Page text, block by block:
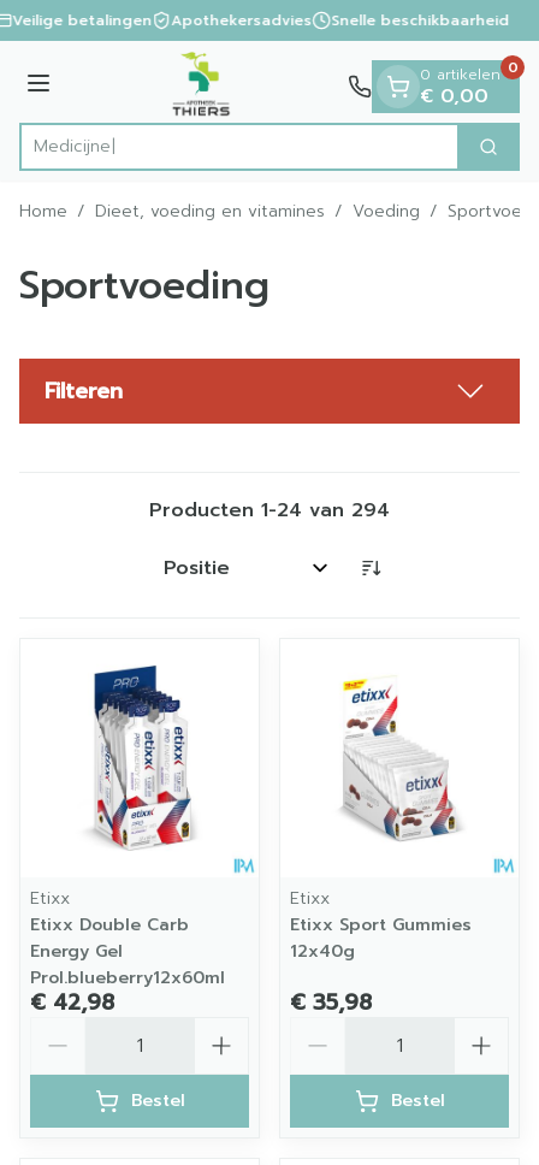
Ga naar de inhoud
1 van 1
Veilige betalingen Apothekersadvies Snelle beschikbaarheid
Menu
Product, merk, categorie... Zoek
0 artikelen
€ 0,00
0
Home / Dieet, voeding en vitamines / Voeding /
Sportvoeding
Filteren
Producten 1-24 van 294
Sorteer op:
Etixx
Etixx Double Carb
Energy Gel
Prol.blueberry12x60ml
€ 42,98
Bestel
Etixx
Etixx Sport Gummies
12x40g
€ 35,98
Bestel